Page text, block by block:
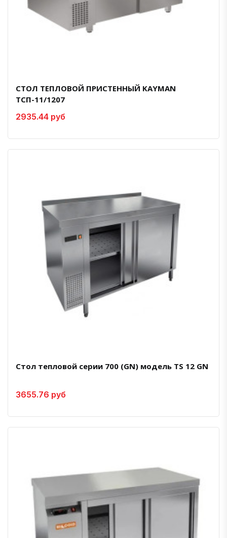
СТОЛ ТЕПЛОВОЙ ПРИСТЕННЫЙ KAYMAN
ТСП-11/1207
2935.44 руб
Стол тепловой серии 700 (GN) модель TS 12 GN
3655.76 руб